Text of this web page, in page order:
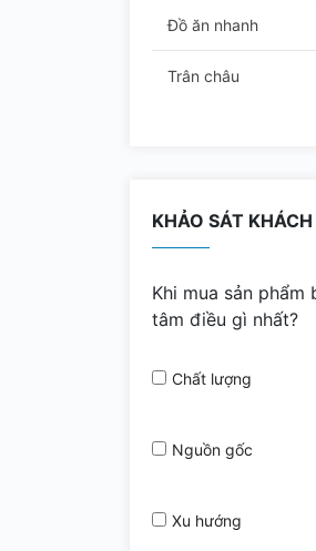
Đồ ăn nhanh
Trân châu
KHẢO SÁT
Khi mua sản phẩm
tâm điều gì nhất?
Chất lượng
Nguồn gốc
Xu hướng